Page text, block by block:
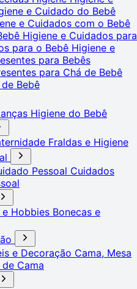
e Cuidado do Bebê
e Cuidados com o Bebê
Higiene e Cuidados para
para o Bebê Higiene e
para Bebês
para Chá de Bebê
Bebê
Higiene do Bebê
Fraldas e Higiene
Pessoal Cuidados
Hobbies Bonecas e
e Decoração Cama, Mesa
de Cama